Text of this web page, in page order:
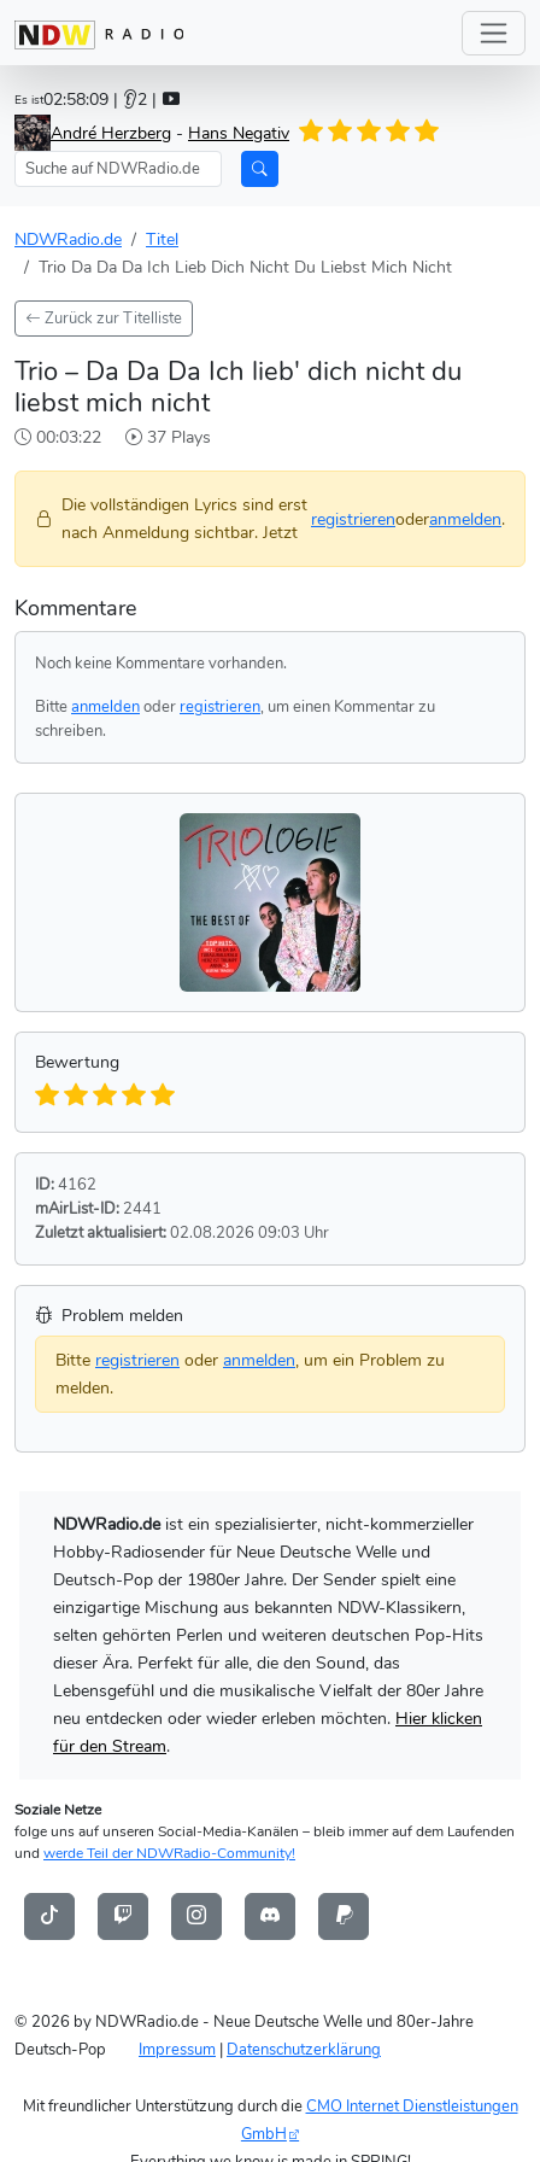
Es ist02:58:09 | 👂2 |
André Herzberg - Hans Negativ
NDWRadio.de
Titel
Trio Da Da Da Ich Lieb Dich Nicht Du Liebst Mich Nicht
Zurück zur Titelliste
Trio – Da Da Da Ich lieb' dich nicht du
liebst mich nicht
00:03:22 37 Plays
Die vollständigen Lyrics sind erst
nach Anmeldung sichtbar. Jetzt
registrierenoderanmelden.
Kommentare
Noch keine Kommentare vorhanden.
Bitteanmeldenoder registrieren, um einen Kommentar zu
schreiben.
Bewertung
ID:4162
mAirList-ID: 2441
Zuletzt aktualisiert:02.08.2026 09:03 Uhr
Problem melden
Bitte registrieren oder anmelden, um ein Problem zu
melden.
NDWRadio.deist ein spezialisierter, nicht-kommerzieller
Hobby-Radiosender für Neue Deutsche Welle und
Deutsch-Pop der 1980er Jahre. Der Sender spielt eine
einzigartige Mischung aus bekannten NDW-Klassikern,
selten gehörten Perlen und weiteren deutschen Pop-Hits
dieser Ära. Perfekt für alle, die den Sound, das
Lebensgefühl und die musikalische Vielfalt der 80er Jahre
neu entdecken oder wieder erleben möchten. Hier klicken
für den Stream.
Soziale Netze
folge uns auf unseren Social-Media-Kanälen – bleib immer auf dem Laufenden
und werde Teil der NDWRadio-Community!
© 2026 by NDWRadio.de - Neue Deutsche Welle und 80er-Jahre
Deutsch-Pop
Impressum | Datenschutzerklärung
Mit freundlicher Unterstützung durch dieCMO Internet Dienstleistungen
GmbH